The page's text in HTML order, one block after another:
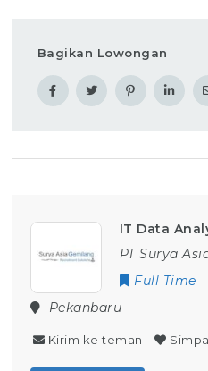
Bagikan Lowongan
IT Data
PT Surya
Full Time
Pekanbaru
Kirim ke teman